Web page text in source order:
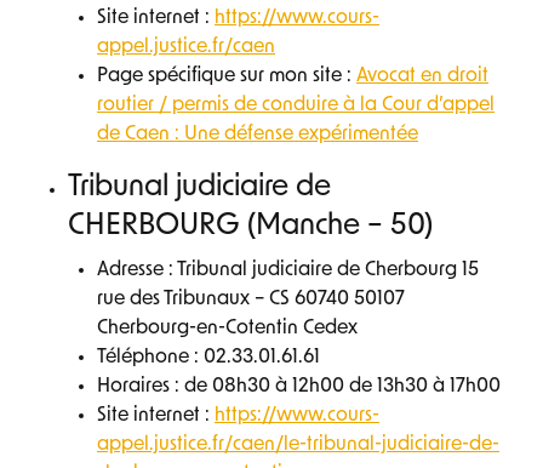
Site internet : https://www.cours-
appel.justice.fr/caen
Page spécifique sur mon site : Avocat en droit
routier / permis de conduire à la Cour d’appel
de Caen : Une défense expérimentée
Tribunal judiciaire de
CHERBOURG (Manche – 50)
Adresse : Tribunal judiciaire de Cherbourg 15
rue des Tribunaux – CS 60740 50107
Cherbourg-en-Cotentin Cedex
Téléphone : 02.33.01.61.61
Horaires : de 08h30 à 12h00 de 13h30 à 17h00
Site internet : https://www.cours-
appel.justice.fr/caen/le-tribunal-judiciaire-de-